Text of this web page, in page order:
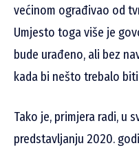
većinom ograđivao od
Umjesto toga više je
bude urađeno, ali bez
kada bi nešto trebalo
Tako je, primjera radi, u
predstavljanju 2020.